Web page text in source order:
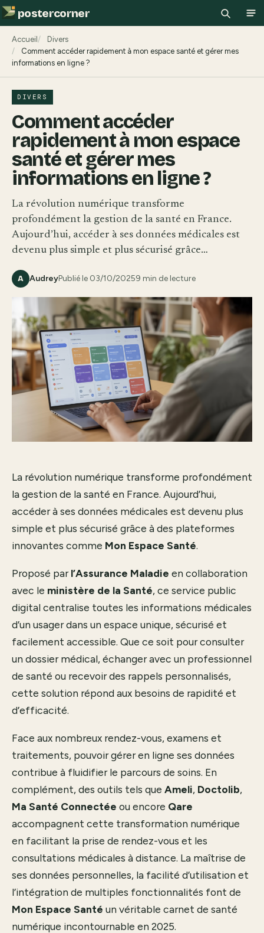
postercorner
Accueil
Divers
Comment accéder rapidement à mon espace santé et gérer mes
informations en ligne ?
DIVERS
Comment accéder
rapidement à mon espace
santé et gérer mes
informations en ligne ?
La révolution numérique transforme
profondément la gestion de la santé en France.
Aujourd’hui, accéder à ses données médicales est
devenu plus simple et plus sécurisé grâce…
A AudreyPublié le 03/10/20259 min de lecture
La révolution numérique transforme profondément
la gestion de la santé en France. Aujourd’hui,
accéder à ses données médicales est devenu plus
simple et plus sécurisé grâce à des plateformes
innovantes comme Mon Espace Santé.
Proposé parl’Assurance Maladie en collaboration
avec le ministère de la Santé, ce service public
digital centralise toutes les informations médicales
d’un usager dans un espace unique, sécurisé et
facilement accessible. Que ce soit pour consulter
un dossier médical, échanger avec un professionnel
de santé ou recevoir des rappels personnalisés,
cette solution répond aux besoins de rapidité et
d’efficacité.
Face aux nombreux rendez-vous, examens et
traitements, pouvoir gérer en ligne ses données
contribue à fluidifier le parcours de soins. En
complément, des outils tels que Ameli, Doctolib,
Ma Santé Connectée ou encore Qare
accompagnent cette transformation numérique
en facilitant la prise de rendez-vous et les
consultations médicales à distance. La maîtrise de
ses données personnelles, la facilité d’utilisation et
l’intégration de multiples fonctionnalités font de
Mon Espace Santé un véritable carnet de santé
numérique incontournable en 2025.